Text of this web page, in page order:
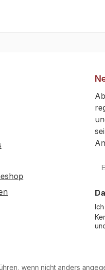
*
wenn nicht anders